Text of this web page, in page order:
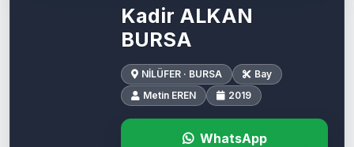
Kadir ALKAN
BURSA
NİLÜFER · BURSA
Bay
Metin EREN
2019
WhatsApp